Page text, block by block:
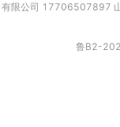
有限公司 17706507897
鲁B2-